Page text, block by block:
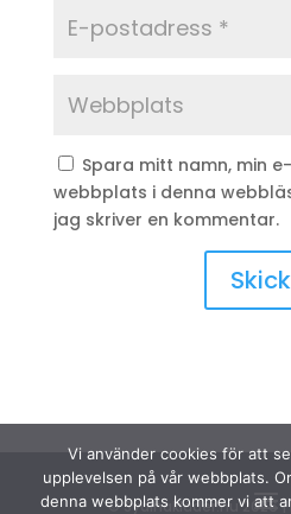
Spara mitt namn, min
webbplats i denna
jag skriver en kommentar.
© Sydinakläder.nu 2026 |
Vi använder cookies för att
upplevelsen på vår webbplats.
denna webbplats kommer vi att